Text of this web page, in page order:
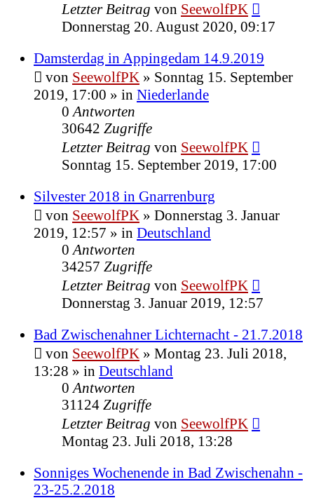
Letzter Beitrag von SeewolfPK
Donnerstag 20. August 2020, 09:17
Damsterdag in Appingedam 14.9.2019
von SeewolfPK » Sonntag 15. September
2019, 17:00 » in Niederlande
0 Antworten
30642 Zugriffe
Letzter Beitrag von SeewolfPK
Sonntag 15. September 2019, 17:00
Silvester 2018 in Gnarrenburg
von SeewolfPK » Donnerstag 3. Januar
2019, 12:57 » in Deutschland
0 Antworten
34257 Zugriffe
Letzter Beitrag von SeewolfPK
Donnerstag 3. Januar 2019, 12:57
Bad Zwischenahner Lichternacht - 21.7.2018
von SeewolfPK » Montag 23. Juli 2018,
13:28 » in Deutschland
0 Antworten
31124 Zugriffe
Letzter Beitrag von SeewolfPK
Montag 23. Juli 2018, 13:28
Sonniges Wochenende in Bad Zwischenahn -
23-25.2.2018